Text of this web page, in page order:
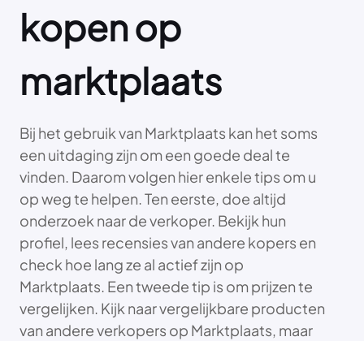
kopen op
marktplaats
Bij het gebruik van Marktplaats kan het soms
een uitdaging zijn om een goede deal te
vinden. Daarom volgen hier enkele tips om u
op weg te helpen. Ten eerste, doe altijd
onderzoek naar de verkoper. Bekijk hun
profiel, lees recensies van andere kopers en
check hoe lang ze al actief zijn op
Marktplaats. Een tweede tip is om prijzen te
vergelijken. Kijk naar vergelijkbare producten
van andere verkopers op Marktplaats, maar